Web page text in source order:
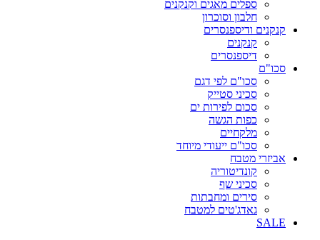
ספלים מאגים וקנקנים
חלבון וסוכרון
קנקנים ודיספנסרים
קנקנים
דיספנסרים
סכו"ם
סכו"ם לפי דגם
סכיני סטייק
סכום לפירות ים
כפות הגשה
מלקחיים
סכו"ם ייעודי מיוחד
אביזרי מטבח
קונדיטוריה
סכיני שף
סירים ומחבתות
גאדג'טים למטבח
SALE